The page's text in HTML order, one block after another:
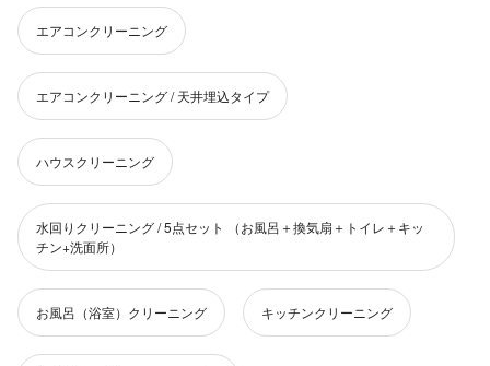
エアコンクリーニング
エアコンクリーニング / 天井埋込タイプ
ハウスクリーニング
水回りクリーニング / 5点セット （お風呂＋換気扇＋トイレ＋キッ
チン+洗面所）
お風呂（浴室）クリーニング キッチンクリーニング